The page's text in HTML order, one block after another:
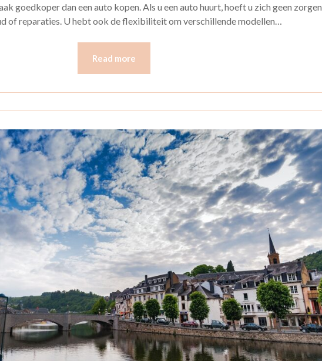
goedkoper dan een auto kopen. Als u een auto huurt, hoeft u zich geen zorgen
of reparaties. U hebt ook de flexibiliteit om verschillende modellen…
Read more